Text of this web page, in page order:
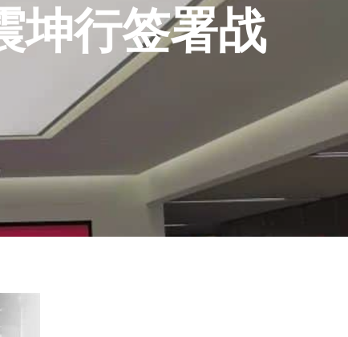
坤行签署战